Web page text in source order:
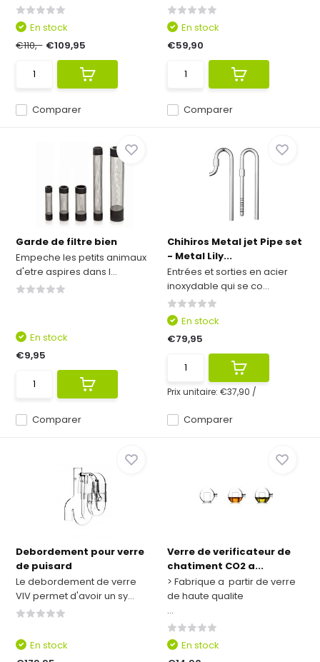
Comparer
En stock
€110,- €109,95
Comparer
En stock
€59,90
Garde de filtre bien
Empeche les petits animaux
d'etre aspires dans l...
Comparer
En stock
€9,95
Chihiros Metal jet Pipe set
- Metal Lily...
Entrées et sorties en acier
inoxydable qui se co...
Comparer
En stock
€79,95
Prix unitaire: €37,90 /
Debordement pour verre
de puisard
Le debordement de verre
VIV permet d'avoir un sy...
En stock
Verre de verificateur de
chatiment CO2 a...
> Fabrique a partir de verre
de haute qualite
...
En stock